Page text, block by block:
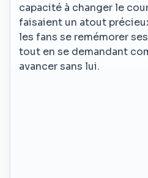
capacité à changer le
faisaient un atout
les fans se remémorer
tout en se demandant
avancer sans lui.